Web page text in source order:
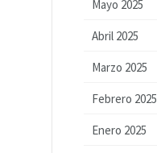
Mayo 2025
Abril 2025
Marzo 2025
Febrero 2025
Enero 2025